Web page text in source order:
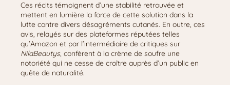
Ces récits témoignent d’une stabilité retrouvée et
mettent en lumière la force de cette solution dans la
lutte contre divers désagréments cutanés. En outre, ces
avis, relayés sur des plateformes réputées telles
qu’Amazon et par l’intermédiaire de critiques sur
NilaBeautys, confèrent à la crème de soufre une
notoriété qui ne cesse de croître auprès d’un public en
quête de naturalité.